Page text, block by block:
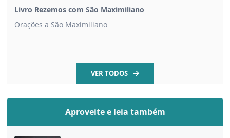
Livro Rezemos com São Maximiliano
Orações a São Maximiliano
VER TODOS
Aproveite e leia também